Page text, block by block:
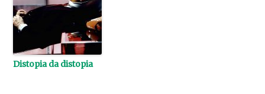
Distopia da distopia